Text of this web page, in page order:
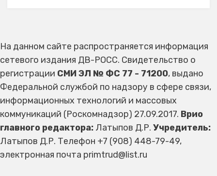
На данном сайте распространяется информация
сетевого издания ДВ-РОСС. Свидетельство о
регистрации СМИ ЭЛ № ФС 77 - 71200, выдано
Федеральной службой по надзору в сфере связи,
информационных технологий и массовых
коммуникаций (Роскомнадзор) 27.09.2017. Врио
главного редактора: Латыпов Д.Р. Учредитель:
Латыпов Д.Р. Телефон +7 (908) 448-79-49,
электронная почта primtrud@list.ru